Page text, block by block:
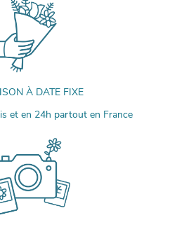
À DATE FIXE
et en 24h partout en France